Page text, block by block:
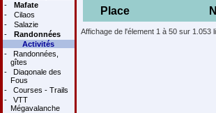
-
Mafate
-
Cilaos
-
Salazie
-
Randonnées
Activités
-
Randonnées,
gîtes
-
Diagonale des
Fous
-
Courses - Trails
-
VTT
Mégavalanche
Place
Affichage de l'élement 1 à 50 sur 1.053